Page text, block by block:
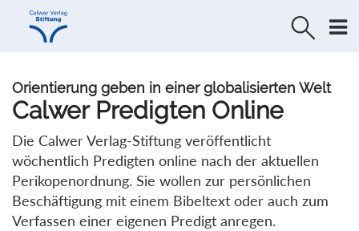
Direkt
Direkt
Orientierung geben in einer globalisierten Welt
Calwer Predigten Online
Die Calwer Verlag-Stiftung veröffentlicht
wöchentlich Predigten online nach der aktuellen
Perikopenordnung. Sie wollen zur persönlichen
Beschäftigung mit einem Bibeltext oder auch zum
Verfassen einer eigenen Predigt anregen.